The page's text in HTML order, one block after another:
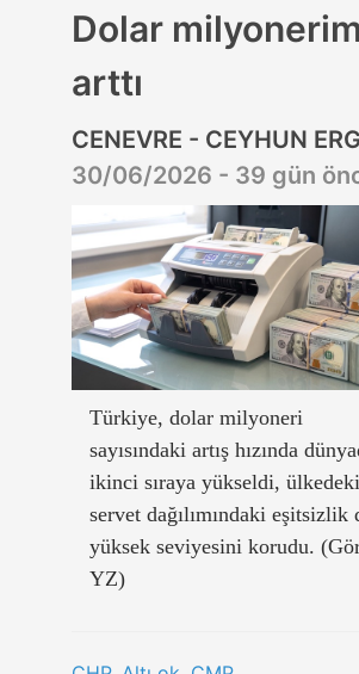
Dolar
arttı
CENEVRE - CEYHUN
30/06/2026 - 39 gün
Türkiye, dolar milyoneri
sayısındaki artış hızında
ikinci sıraya yükseldi, ülkedeki
servet dağılımındaki eşitsizlik
yüksek seviyesini korudu.
YZ)